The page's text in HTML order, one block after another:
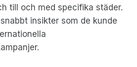
till och med specifika städer.
insikter som de kunde